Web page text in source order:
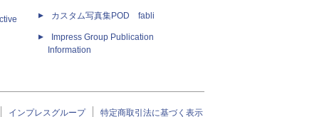
カスタム写真集POD fabli
Impress Group Publication
Information
インプレスグループ 特定商取引法に基づく表示